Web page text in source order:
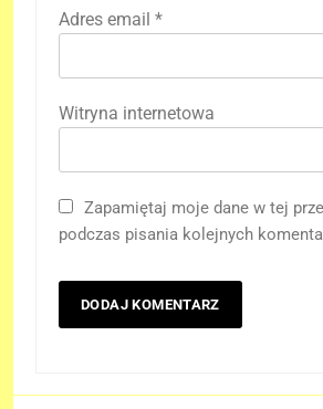
Adres email *
Witryna internetowa
Zapamiętaj moje dane w tej
podczas pisania kolejnych